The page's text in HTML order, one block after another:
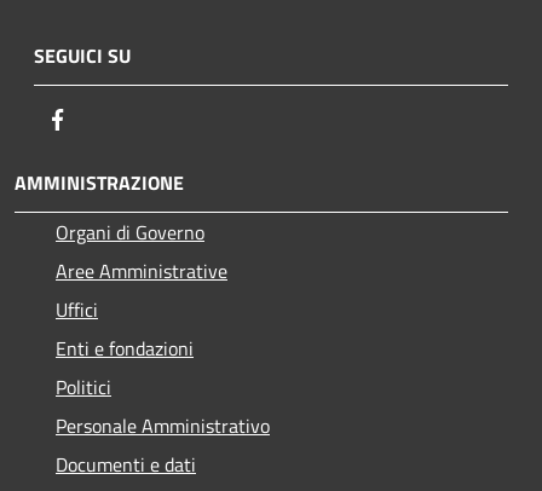
SEGUICI SU
AMMINISTRAZIONE
Organi di Governo
Aree Amministrative
Uffici
Enti e fondazioni
Politici
Personale Amministrativo
Documenti e dati